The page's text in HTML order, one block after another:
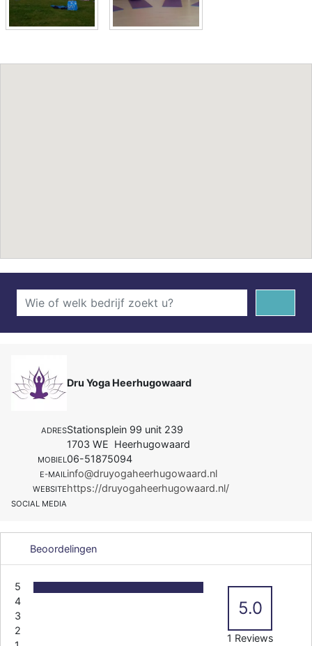
Dru Yoga Heerhugowaard
ADRESStationsplein 99 unit 239
1703 WE Heerhugowaard
MOBIEL06-51875094
E-MAILinfo@druyogaheerhugowaard.nl
WEBSITEhttps://druyogaheerhugowaard.nl/
SOCIAL MEDIA
Beoordelingen
5
4
3
2
5.0
1 Reviews